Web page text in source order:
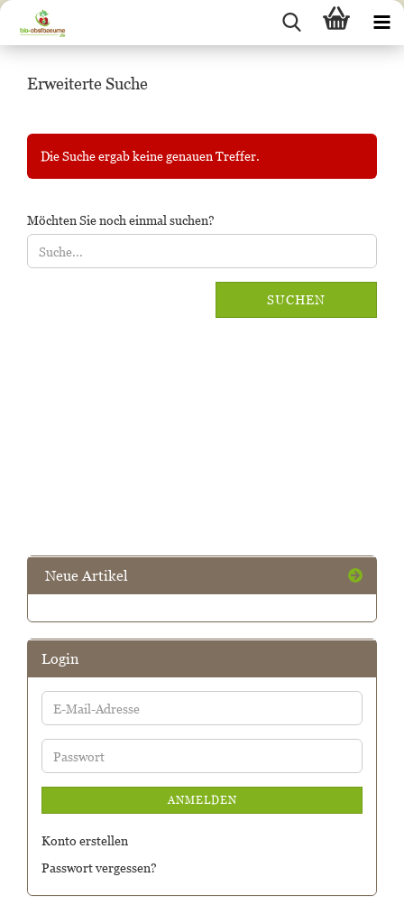
Erweiterte Suche
Die Suche ergab keine genauen Treffer.
MÖCHTEN
SIE
NOCH
EINMAL
Möchten Sie noch einmal suchen?
SUCHEN
Neue Artikel
Login
E-
Mail-
Adresse
Passwort
ANMELDEN
Konto erstellen
Passwort vergessen?